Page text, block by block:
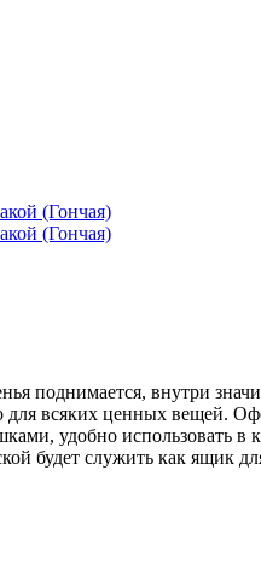
(Гончая)
(Гончая)
поднимается, внутри
для всяких ценных вещей.
удобно использовать в
будет служить как ящик